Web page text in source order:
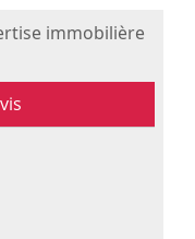
immobilière